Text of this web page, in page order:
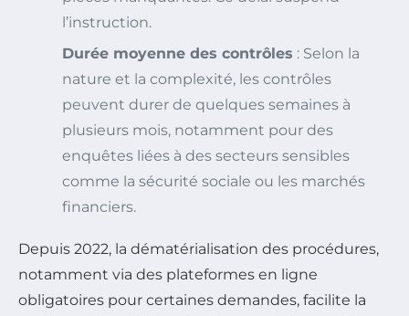
l’instruction.
Durée moyenne des contrôles : Selon la
nature et la complexité, les contrôles
peuvent durer de quelques semaines à
plusieurs mois, notamment pour des
enquêtes liées à des secteurs sensibles
comme la sécurité sociale ou les marchés
financiers.
Depuis 2022, la dématérialisation des procédures,
notamment via des plateformes en ligne
obligatoires pour certaines demandes, facilite la